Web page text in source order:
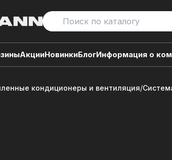
АкцииНовинкиБлогИнформация о
кондиционеры и вентиляция/